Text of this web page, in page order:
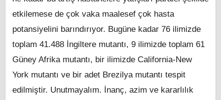
etkilemese de çok vaka maalesef çok hasta
potansiyelini barındırıyor. Bugüne kadar 76 ilimizde
toplam 41.488 İngiltere mutantı, 9 ilimizde toplam 61
Güney Afrika mutantı, bir ilimizde California-New
York mutantı ve bir adet Brezilya mutantı tespit
edilmiştir. Unutmayalım. İnanç, azim ve kararlılık